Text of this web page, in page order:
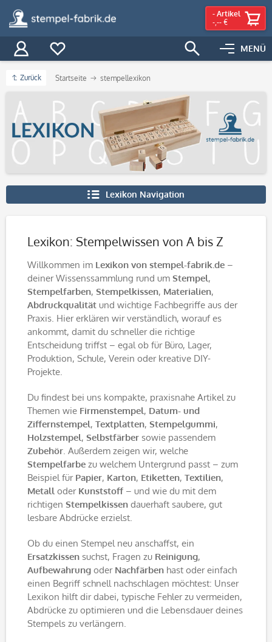
MENÜ
- Artikel
-,-- €
Zurück Startseite stempellexikon
Lexikon Navigation
Lexikon: Stempelwissen von A bis Z
Willkommen im Lexikon von stempel-fabrik.de –
deiner Wissenssammlung rund um Stempel,
Stempelfarben, Stempelkissen, Materialien,
Abdruckqualität und wichtige Fachbegriffe aus der
Praxis. Hier erklären wir verständlich, worauf es
ankommt, damit du schneller die richtige
Entscheidung triffst – egal ob für Büro, Lager,
Produktion, Schule, Verein oder kreative DIY-
Projekte.
Du findest bei uns kompakte, praxisnahe Artikel zu
Themen wie Firmenstempel, Datum- und
Ziffernstempel, Textplatten, Stempelgummi,
Holzstempel, Selbstfärber sowie passendem
Zubehör . Außerdem zeigen wir, welche
Stempelfarbe zu welchem Untergrund passt – zum
Beispiel für Papier, Karton, Etiketten, Textilien,
Metall oder Kunststoff – und wie du mit dem
richtigen Stempelkissen dauerhaft saubere, gut
lesbare Abdrücke erzielst.
Ob du einen Stempel neu anschaffst, ein
Ersatzkissen suchst, Fragen zu Reinigung,
Aufbewahrung oder Nachfärben hast oder einfach
einen Begriff schnell nachschlagen möchtest: Unser
Lexikon hilft dir dabei, typische Fehler zu vermeiden,
Abdrücke zu optimieren und die Lebensdauer deines
Stempels zu verlängern.